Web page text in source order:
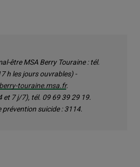
être MSA Berry Touraine : tél.
h les jours ouvrables) -
touraine.msa.fr.
et 7 j/7), tél. 09 69 39 29 19.
prévention suicide : 3114.